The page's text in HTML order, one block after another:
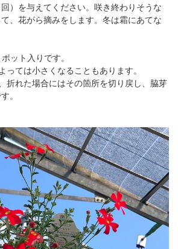
）を与えてください。咲き終わりそうな
、花がら摘みをします。冬は霜にあてな
ット入りです。
っては小さくなることもあります。
折れた場合にはその箇所を切り戻し、脇芽
。